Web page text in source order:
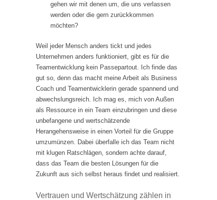
gehen wir mit denen um, die uns verlassen
werden oder die gern zurückkommen
möchten?
Weil jeder Mensch anders tickt und jedes
Unternehmen anders funktioniert, gibt es für die
Teamentwicklung kein Passepartout. Ich finde das
gut so, denn das macht meine Arbeit als Business
Coach und Teamentwicklerin gerade spannend und
abwechslungsreich. Ich mag es, mich von Außen
als Ressource in ein Team einzubringen und diese
unbefangene und wertschätzende
Herangehensweise in einen Vorteil für die Gruppe
umzumünzen. Dabei überfalle ich das Team nicht
mit klugen Ratschlägen, sondern achte darauf,
dass das Team die besten Lösungen für die
Zukunft aus sich selbst heraus findet und realisiert.
Vertrauen und Wertschätzung zählen in